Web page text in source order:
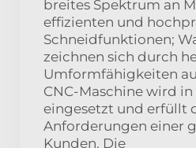
breites Spektrum an
effizienten und
Schneidfunktionen;
zeichnen sich durch
Umformfähigkeiten
CNC-Maschine wird
eingesetzt und erfüllt
Anforderungen einer
Kunden. Die